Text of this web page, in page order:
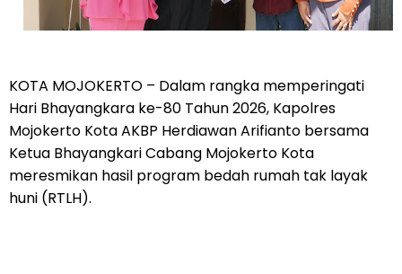
KOTA MOJOKERTO – Dalam rangka memperingati
Hari Bhayangkara ke-80 Tahun 2026, Kapolres
Mojokerto Kota AKBP Herdiawan Arifianto bersama
Ketua Bhayangkari Cabang Mojokerto Kota
meresmikan hasil program bedah rumah tak layak
huni (RTLH).